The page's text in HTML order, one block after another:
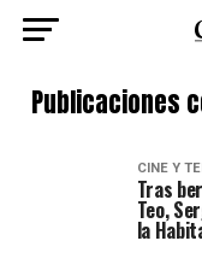
Publicaciones
CINE Y
Tras
Teo,
la